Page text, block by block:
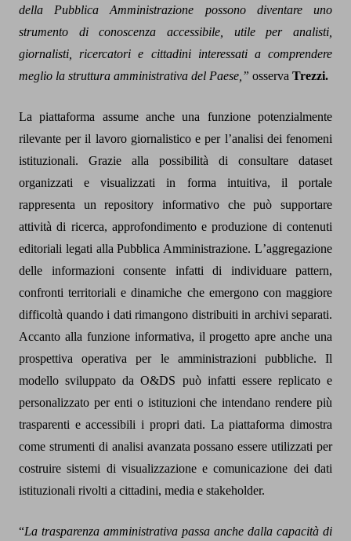
della Pubblica Amministrazione possono diventare uno
strumento di conoscenza accessibile, utile per analisti,
giornalisti, ricercatori e cittadini interessati a comprendere
meglio la struttura amministrativa del Paese,” osserva Trezzi.
La piattaforma assume anche una funzione potenzialmente
rilevante per il lavoro giornalistico e per l’analisi dei fenomeni
istituzionali. Grazie alla possibilità di consultare dataset
organizzati e visualizzati in forma intuitiva, il portale
rappresenta un repository informativo che può supportare
attività di ricerca, approfondimento e produzione di contenuti
editoriali legati alla Pubblica Amministrazione. L’aggregazione
delle informazioni consente infatti di individuare pattern,
confronti territoriali e dinamiche che emergono con maggiore
difficoltà quando i dati rimangono distribuiti in archivi separati.
Accanto alla funzione informativa, il progetto apre anche una
prospettiva operativa per le amministrazioni pubbliche. Il
modello sviluppato da O&DS può infatti essere replicato e
personalizzato per enti o istituzioni che intendano rendere più
trasparenti e accessibili i propri dati. La piattaforma dimostra
come strumenti di analisi avanzata possano essere utilizzati per
costruire sistemi di visualizzazione e comunicazione dei dati
istituzionali rivolti a cittadini, media e stakeholder.
“La trasparenza amministrativa passa anche dalla capacità di